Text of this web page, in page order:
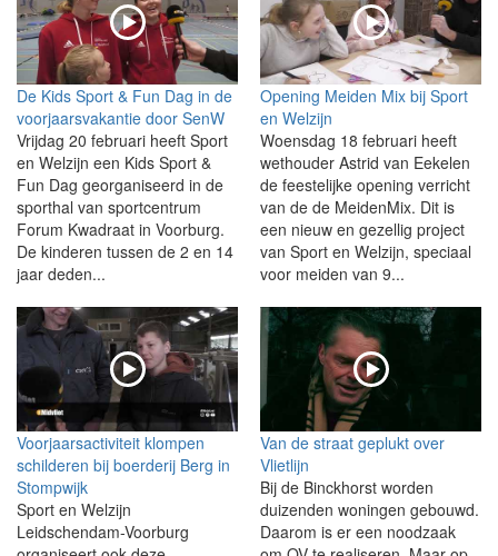
De Kids Sport & Fun Dag in de
voorjaarsvakantie door SenW
Vrijdag 20 februari heeft Sport
en Welzijn een Kids Sport &
Fun Dag georganiseerd in de
sporthal van sportcentrum
Forum Kwadraat in Voorburg.
De kinderen tussen de 2 en 14
jaar deden...
Opening Meiden Mix bij Sport
en Welzijn
Woensdag 18 februari heeft
wethouder Astrid van Eekelen
de feestelijke opening verricht
van de de MeidenMix. Dit is
een nieuw en gezellig project
van Sport en Welzijn, speciaal
voor meiden van 9...
Voorjaarsactiviteit klompen
schilderen bij boerderij Berg in
Stompwijk
Sport en Welzijn
Leidschendam-Voorburg
Van de straat geplukt over
Vlietlijn
Bij de Binckhorst worden
duizenden woningen gebouwd.
Daarom is er een noodzaak